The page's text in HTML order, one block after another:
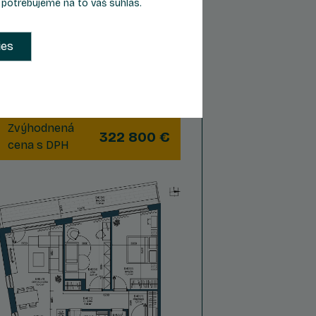
izieb
Zvýhodnená
cena s DPH
322 800 €
na to váš súhlas.